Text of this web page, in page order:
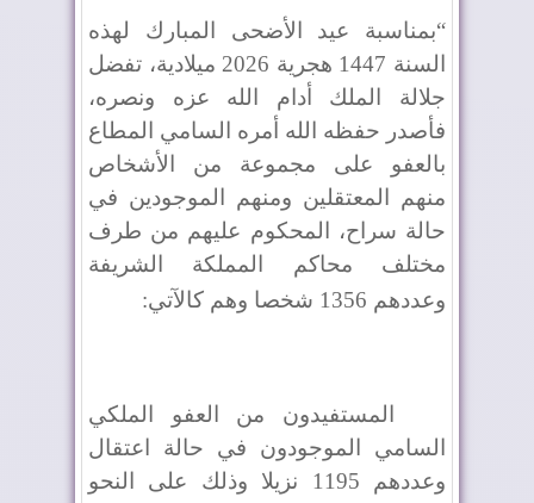
“بمناسبة عيد الأضحى المبارك لهذه
السنة 1447 هجرية 2026 ميلادية، تفضل
جلالة الملك أدام الله عزه ونصره،
فأصدر حفظه الله أمره السامي المطاع
بالعفو على مجموعة من الأشخاص
منهم المعتقلين ومنهم الموجودين في
حالة سراح، المحكوم عليهم من طرف
مختلف محاكم المملكة الشريفة
وعددهم 1356 شخصا وهم كالآتي
:
المستفيدون من العفو الملكي
السامي الموجودون في حالة اعتقال
وعددهم 1195 نزيلا وذلك على النحو